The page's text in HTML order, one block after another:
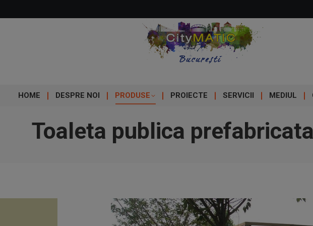
HOME DESPRE NOI PRODUSE PROIECTE SERVICII MEDIUL
Toaleta publica